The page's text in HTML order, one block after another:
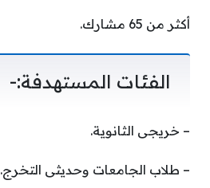
أكثر من 65 مشارك.
الفئات المستهدفة:-
– خريجى الثانوية.
– طلاب الجامعات وحديثى التخرج.